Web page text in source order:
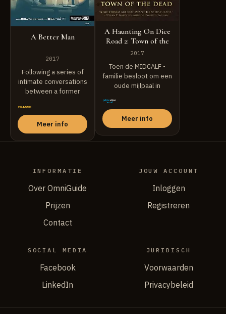
A Better Man
2017
Following a series of
intimate conversations
between a former
Meer info
A Haunting On Dice
Road 2: Town of the
Dead
2017
Toen de MIDCALF -
familie besloot om een
oude mijlpaal in
Meer info
INFORMATIE
Over OmniGuide
Prijzen
Contact
JOUW ACCOUNT
Inloggen
Registreren
SOCIAL MEDIA
Facebook
LinkedIn
JURIDISCH
Voorwaarden
Privacybeleid